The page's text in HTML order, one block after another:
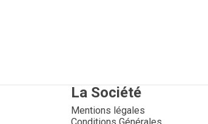
La Société
Mentions légales